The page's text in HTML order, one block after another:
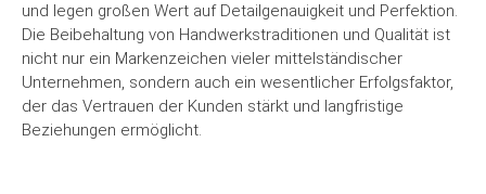
und legen großen Wert auf Detailgenauigkeit und Perfektion.
Die Beibehaltung von Handwerkstraditionen und Qualität ist
nicht nur ein Markenzeichen vieler mittelständischer
Unternehmen, sondern auch ein wesentlicher Erfolgsfaktor,
der das Vertrauen der Kunden stärkt und langfristige
Beziehungen ermöglicht.